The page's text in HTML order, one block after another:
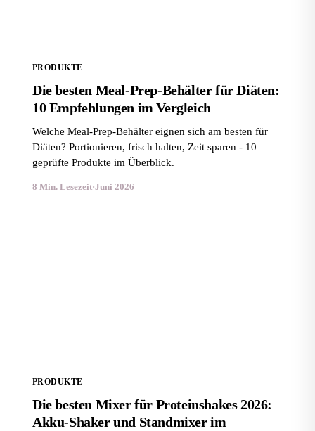
PRODUKTE
Die besten Meal-Prep-Behälter für Diäten:
10 Empfehlungen im Vergleich
Welche Meal-Prep-Behälter eignen sich am besten für
Diäten? Portionieren, frisch halten, Zeit sparen - 10
geprüfte Produkte im Überblick.
8 Min. Lesezeit·Juni 2026
PRODUKTE
Die besten Mixer für Proteinshakes 2026:
Akku-Shaker und Standmixer im